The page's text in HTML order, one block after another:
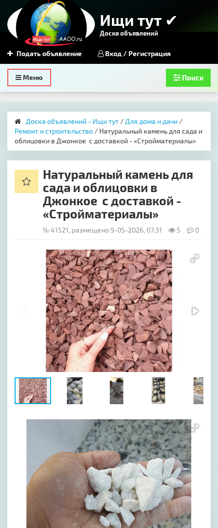
Ищи тут ✔
Доска объявлений
Подать объявление Вход / Регистрация
Toggle
navigation
Меню Поиск
Доска объявлений - Ищи тут / Для дома и дачи /
Ремонт и строительство / Натуральный камень для сада и
облицовки в Джонкое с доставкой - «Стройматериалы»
Натуральный камень для
сада и облицовки в
Джонкое с доставкой -
«Стройматериалы»
№ 41521, размещено 9-05-2026, 07:31 5 0